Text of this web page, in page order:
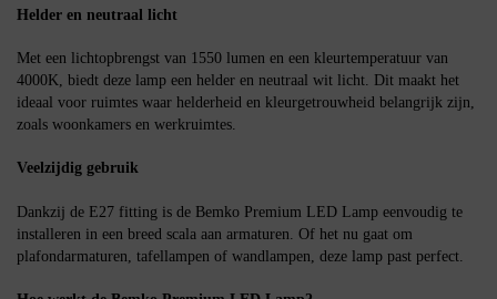
Helder en neutraal licht
Met een lichtopbrengst van 1550 lumen en een kleurtemperatuur van
4000K, biedt deze lamp een helder en neutraal wit licht. Dit maakt het
ideaal voor ruimtes waar helderheid en kleurgetrouwheid belangrijk zijn,
zoals woonkamers en werkruimtes.
Veelzijdig gebruik
Dankzij de E27 fitting is de Bemko Premium LED Lamp eenvoudig te
installeren in een breed scala aan armaturen. Of het nu gaat om
plafondarmaturen, tafellampen of wandlampen, deze lamp past perfect.